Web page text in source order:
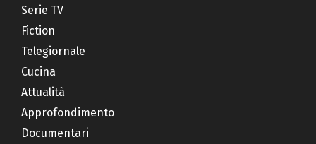
Serie TV
Fiction
Telegiornale
Cucina
Attualità
Approfondimento
Documentari